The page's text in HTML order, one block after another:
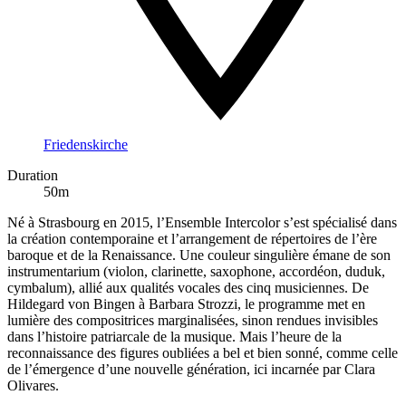
Friedenskirche
Duration
50m
Né à Strasbourg en 2015, l’Ensemble Intercolor s’est spécialisé dans
la création contemporaine et l’arrangement de répertoires de l’ère
baroque et de la Renaissance. Une couleur singulière émane de son
instrumentarium (violon, clarinette, saxophone, accordéon, duduk,
cymbalum), allié aux qualités vocales des cinq musiciennes. De
Hildegard von Bingen à Barbara Strozzi, le programme met en
lumière des compositrices marginalisées, sinon rendues invisibles
dans l’histoire patriarcale de la musique. Mais l’heure de la
reconnaissance des figures oubliées a bel et bien sonné, comme celle
de l’émergence d’une nouvelle génération, ici incarnée par Clara
Olivares.